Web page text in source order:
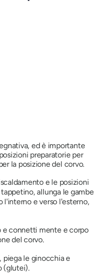
ed è importante
preparatorie per
la posizione del corvo.
e le posizioni
allunga le gambe
l'interno e verso l'esterno,
e connetti mente e corpo
del corvo.
piega le ginocchia e
(glutei).